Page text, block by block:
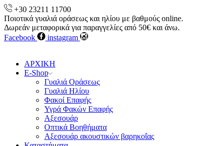
+30 23211 11700
Ποιοτικά γυαλιά οράσεως και ηλίου με βαθμούς online.
Δωρεάν μεταφορικά για παραγγελίες από 50€ και άνω.
Facebook
instagram
ΑΡΧΙΚΗ
E-Shop
Γυαλιά Οράσεως
Γυαλιά Ηλίου
Φακοί Επαφής
Υγρά Φακών Επαφής
Αξεσουάρ
Οπτικά Βοηθήματα
Αξεσουάρ ακουστικών βαρηκοΐας